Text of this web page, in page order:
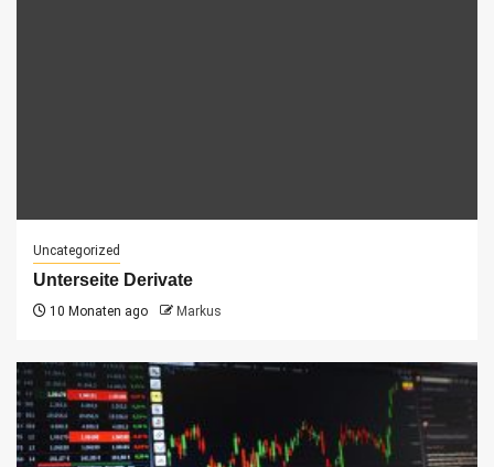
Uncategorized
Unterseite Derivate
10 Monaten ago Markus